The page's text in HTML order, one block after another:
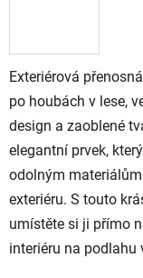
Exteriérová
po houbách v lese,
design a zaoblené
elegantní prvek,
odolným
exteriéru. S touto
umístěte si ji přímo
interiéru na podlahu